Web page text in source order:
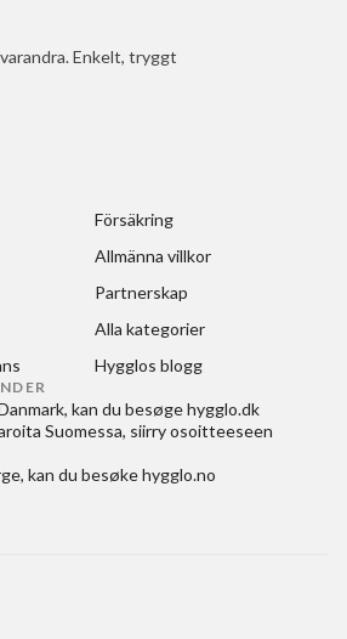
Enkelt, tryggt
Försäkring
Allmänna villkor
Partnerskap
Alla kategorier
Hygglos blogg
, kan du besøgehygglo.dk
Suomessa, siirry osoitteeseen
, kan du besøkehygglo.no